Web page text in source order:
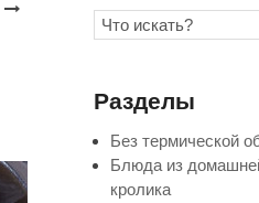
Разделы
Без термической
Блюда из
кролика